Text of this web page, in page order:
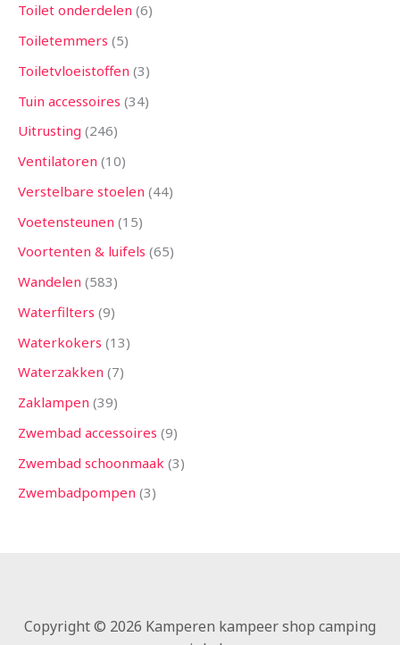
Toilet onderdelen 6
Toiletemmers 5
Toiletvloeistoffen 3
Tuin accessoires 34
Uitrusting 246
Ventilatoren 10
Verstelbare stoelen 44
Voetensteunen 15
Voortenten & luifels 65
Wandelen 583
Waterfilters 9
Waterkokers 13
Waterzakken 7
Zaklampen 39
Zwembad accessoires 9
Zwembad schoonmaak 3
Zwembadpompen 3
Copyright © 2026 Kamperen kampeer shop camping